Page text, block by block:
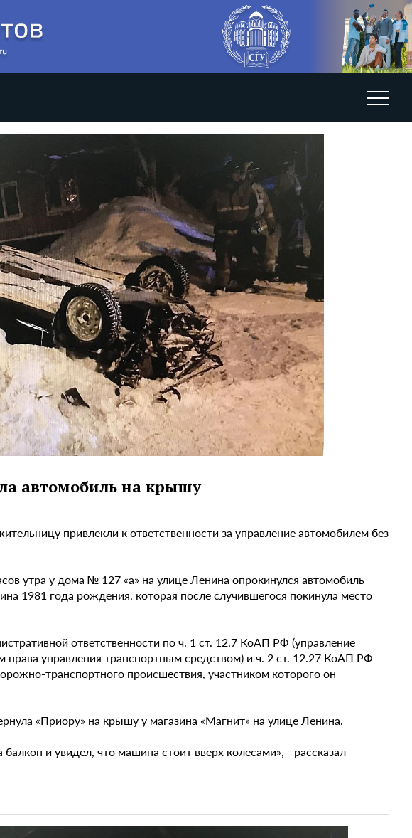
автомобиль на крышу
привлекли к ответственности за управление автомобилем без
утра у дома № 127 «а» на улице Ленина опрокинулся автомобиль
1981 года рождения, которая после случившегося покинула место
ответственности по ч. 1 ст. 12.7 КоАП РФ (управление
управления транспортным средством) и ч. 2 ст. 12.27 КоАП РФ
транспортного происшествия, участником которого он
«Приору» на крышу у магазина «Магнит» на улице Ленина.
и увидел, что машина стоит вверх колесами», - рассказал